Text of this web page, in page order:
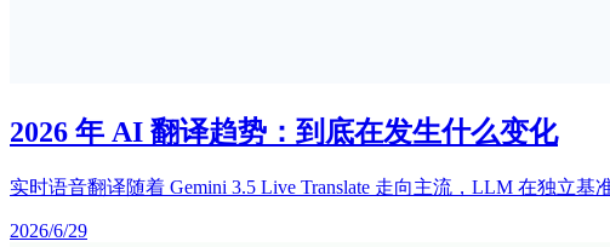
2026 年 AI 翻译趋势：到底在发生什么变化
实时语音翻译随着 Gemini 3.5 Live Translate 走向主流，LLM 在独立
2026/6/29